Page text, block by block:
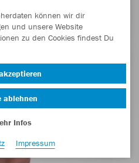
können wir dir
und unsere Website
zu den Cookies findest Du
ablehnen
Infos
Impressum